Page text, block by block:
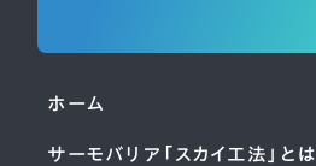
ホーム
サーモバリア「スカイ工法」とは